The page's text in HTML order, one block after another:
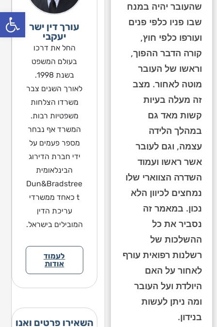
שהעובר יהיה במנח
שבו פניו כלפי פנים
ועורפו כלפי חוץ,
קורה הדבר ההפוך,
וראשו של העובר
מוטה לאחור. מצב
זה מעלה בעיות
קשות מאד גם
במהלך הלידה
עצמה, וגם לעובר
אשר ראשו ועמוד
השדרה הצווארי שלו
נמחצים לכיוון הלא
נכון. במאמר זה
נסביר את כל
ההשלכות של
רשלנות רפואית עורף
לאחור על האם
היולדת ועל העובר
ומה ניתן לעשות
בנידון.
עורך דין ישר
יעקבי
החל את דרכו
בעולם המשפט
בשנת 1998.
לאורך השנים צבר
משרדו הצלחות
משפטיות רבות.
המשרד אף נבחר
מספר פעמים על
ידי חברת הדירוג
הבינלאומית
Dun&Bradstree
t כאחד ממשרדי
עריכת הדין
המובילים בישראל.
לעמוד
אודות
השאירו פרטים ואנו